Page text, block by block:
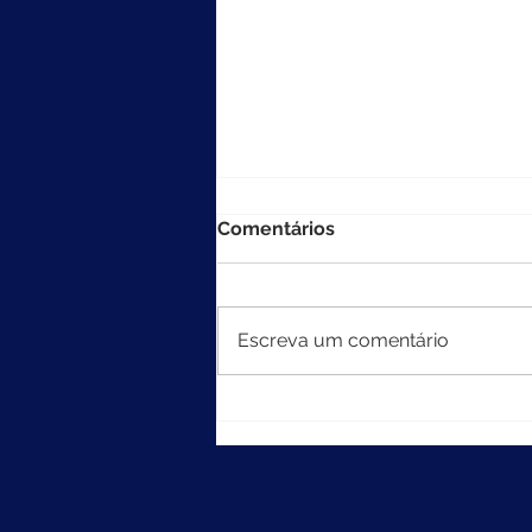
Comentários
Escreva um comentário